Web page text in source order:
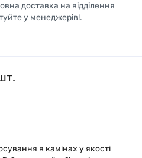
доставка на відділення
у менеджерів!.
в камінах у якості